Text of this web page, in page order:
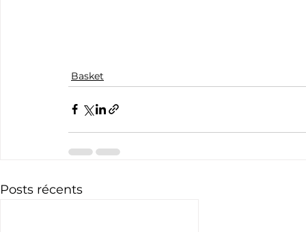
Basket
Posts récents